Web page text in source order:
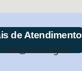
de Atendimento
cmb@cmb.org.br